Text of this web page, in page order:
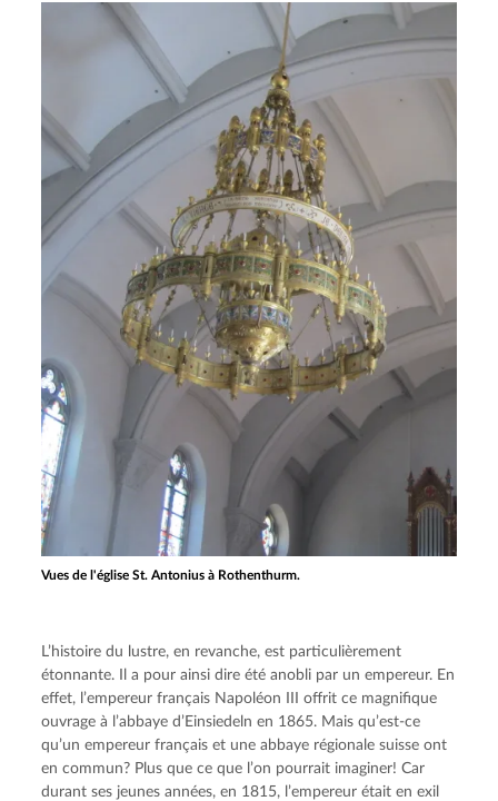
Vues de l'église St. Antonius à Rothenthurm.
L’histoire du lustre, en revanche, est particulièrement
étonnante. Il a pour ainsi dire été anobli par un empereur. En
effet, l’empereur français Napoléon III offrit ce magnifique
ouvrage à l’abbaye d’Einsiedeln en 1865. Mais qu’est-ce
qu’un empereur français et une abbaye régionale suisse ont
en commun? Plus que ce que l’on pourrait imaginer! Car
durant ses jeunes années, en 1815, l’empereur était en exil